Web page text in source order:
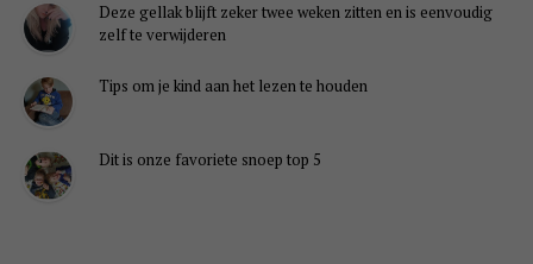
Deze gellak blijft zeker twee weken zitten en is eenvoudig
zelf te verwijderen
Tips om je kind aan het lezen te houden
Dit is onze favoriete snoep top 5